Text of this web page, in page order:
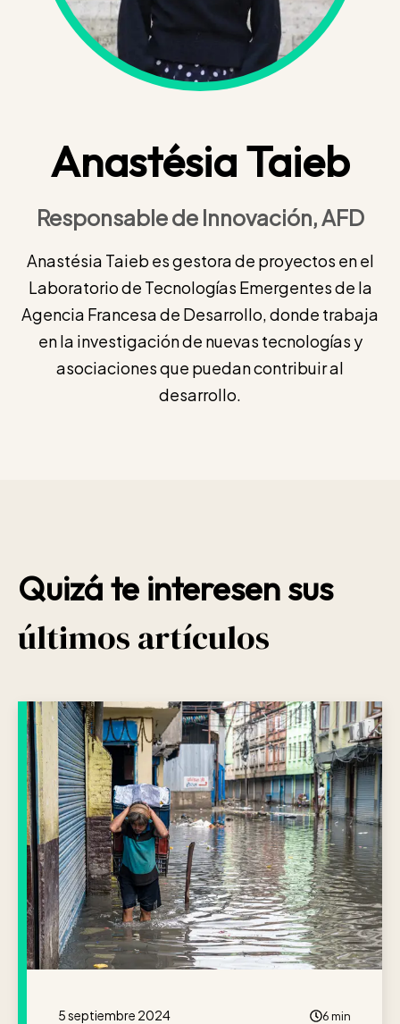
Anastésia Taieb
Responsable de Innovación, AFD
Anastésia Taieb es gestora de proyectos en el
Laboratorio de Tecnologías Emergentes de la
Agencia Francesa de Desarrollo, donde trabaja
en la investigación de nuevas tecnologías y
asociaciones que puedan contribuir al
desarrollo.
Quizá te interesen sus
últimos artículos
5 septiembre 2024 6 min